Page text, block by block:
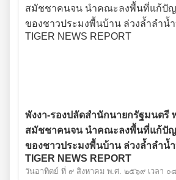
พังงา-รองปลัดสำนักนายกรัฐมนตรี
สมัชชาคนจน นำคณะลงพื้นที่แก้ปัญ
ของชาวประมงพื้นบ้าน ล่วงล้ำลำน้
TIGER NEWS REPORT
วันอาทิตย์ ที่ ๙ สิงหาคม พ.ศ. ๒๕๖๙ เวลา ๐